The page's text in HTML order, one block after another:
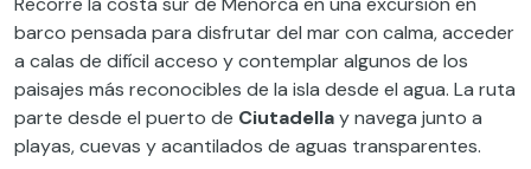
barco pensada para disfrutar del mar con calma, acceder
a calas de difícil acceso y contemplar algunos de los
paisajes más reconocibles de la isla desde el agua. La ruta
parte desde el puerto de Ciutadellay navega junto a
playas, cuevas y acantilados de aguas transparentes.